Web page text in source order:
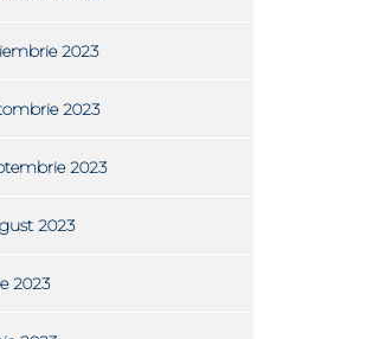
2023
2023
2023
2023
2023